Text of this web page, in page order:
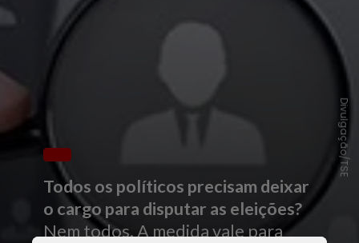
Todos os políticos precisam deixar
o cargo para disputar as eleições?
Nem todos. A medida vale para
Divulgação/TSE